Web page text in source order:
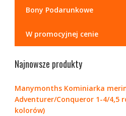
Bony Podarunkowe
W promocyjnej cenie
Najnowsze produkty
Manymonths Kominiarka
Adventurer/Conqueror 1-4/4,5
kolorów)